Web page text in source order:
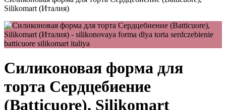
Silikomart (Италия)
Силиконовая форма для
торта Сердцебиение
(Batticuore), Silikomart